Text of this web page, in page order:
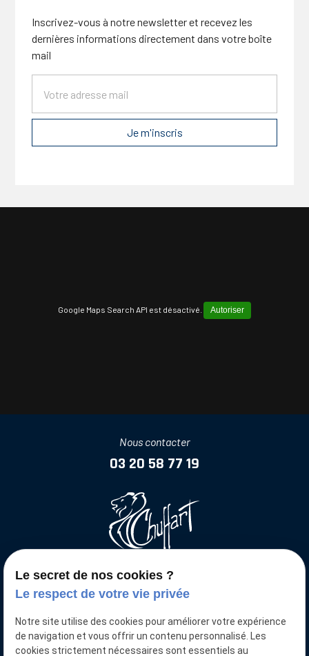
Inscrivez-vous à notre newsletter et recevez les
dernières informations directement dans votre boîte
mail
Google Maps Search API est désactivé. Autoriser
Nous contacter
03 20 58 77 19
15 Pl. de la Gare
59136 WAVRIN
Le secret de nos cookies ?
Le respect de votre vie privée
Notre site utilise des cookies pour améliorer votre expérience
de navigation et vous offrir un contenu personnalisé. Les
cookies strictement nécessaires sont essentiels au